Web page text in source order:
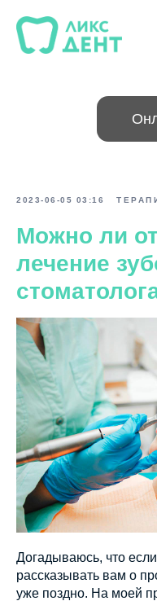
2023-06-05 03:16
Можно ли
лечение
Догадываюсь, что
рассказывать вам о
уже поздно. На моей